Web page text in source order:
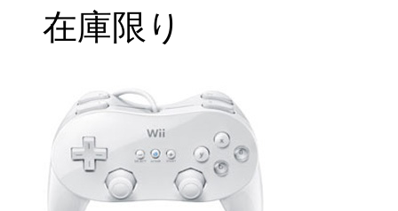
在庫限り